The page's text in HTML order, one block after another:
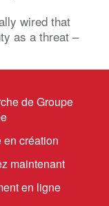
wired that
as a threat –
de Groupe
en création
maintenant
en ligne